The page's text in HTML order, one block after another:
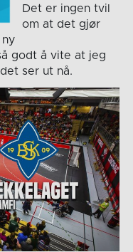
Det er ingen tvil
om at det gjør
godt å vite at jeg
ser ut nå.